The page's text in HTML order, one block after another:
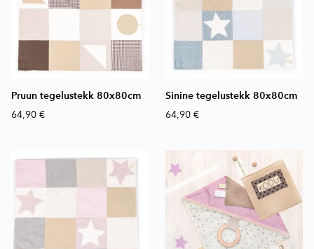
Pruun tegelustekk 80x80cm
64,90 €
Sinine tegelustekk 80x80cm
64,90 €